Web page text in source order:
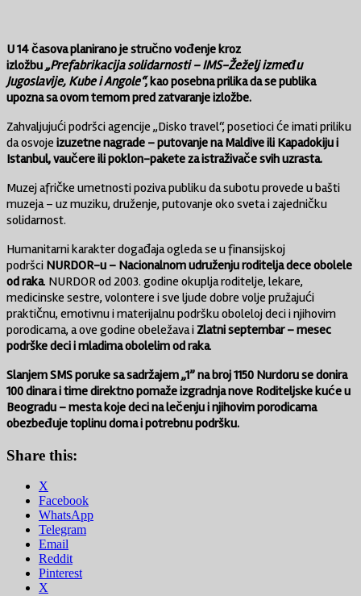
U 14 časova planirano je stručno vođenje kroz
izložbu „Prefabrikacija solidarnosti – IMS-Žeželj između
Jugoslavije, Kube i Angole“, kao posebna prilika da se publika
upozna sa ovom temom pred zatvaranje izložbe.
Zahvaljujući podršci agencije „Disko travel“, posetioci će imati priliku
da osvoje izuzetne nagrade – putovanje na Maldive ili Kapadokiju i
Istanbul, vaučere ili poklon-pakete za istraživače svih uzrasta.
Muzej afričke umetnosti poziva publiku da subotu provede u bašti
muzeja – uz muziku, druženje, putovanje oko sveta i zajedničku
solidarnost.
Humanitarni karakter događaja ogleda se u finansijskoj
podršci NURDOR-u – Nacionalnom udruženju roditelja dece obolele
od raka. NURDOR od 2003. godine okuplja roditelje, lekare,
medicinske sestre, volontere i sve ljude dobre volje pružajući
praktičnu, emotivnu i materijalnu podršku oboleloj deci i njihovim
porodicama, a ove godine obeležava i Zlatni septembar – mesec
podrške deci i mladima obolelim od raka.
Slanjem SMS poruke sa sadržajem „1” na broj 1150 Nurdoru se donira
100 dinara i time direktno pomaže izgradnja nove Roditeljske kuće u
Beogradu – mesta koje deci na lečenju i njihovim porodicama
obezbeđuje toplinu doma i potrebnu podršku.
Share this:
X
Facebook
WhatsApp
Telegram
Email
Reddit
Pinterest
X